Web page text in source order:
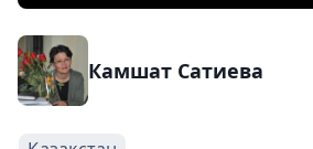
Камшат Сатиева